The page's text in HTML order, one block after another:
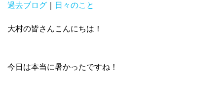
過去ブログ
日々のこと
大村の皆さんこんにちは！
今日は本当に暑かったですね！